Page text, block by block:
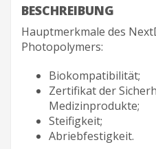
BESCHREIBUNG
Hauptmerkmale des
Photopolymers:
Biokompatibilität;
Zertifikat der
Medizinprodukte;
Steifigkeit;
Abriebfestigkeit.